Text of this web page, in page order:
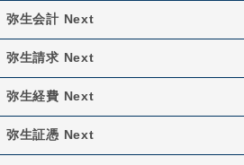
弥生会計 Next
弥生請求 Next
弥生経費 Next
弥生証憑 Next